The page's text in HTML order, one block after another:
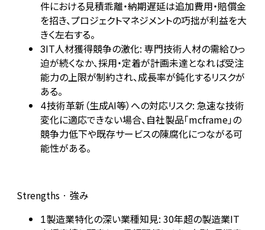
件における見積乖離・納期遅延は追加費用・賠償金
を招き、プロジェクトマネジメントの巧拙が利益を大
きく左右する。
3IT人材獲得競争の激化: 専門技術人材の需給ひっ
迫が続くなか、採用・定着が計画未達となれば受注
能力の上限が制約され、成長率が鈍化するリスクが
ある。
4技術革新（生成AI等）への対応リスク: 急速な技術
変化に適応できない場合、自社製品「mcframe」の
競争力低下や既存サービスの陳腐化につながる可
能性がある。
Strengths · 強み
1製造業特化の深い業種知見: 30年超の製造業IT